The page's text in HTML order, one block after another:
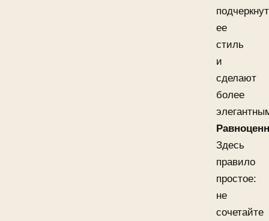
подчеркнут
ее
стиль
и
сделают
более
Здесь
правило
простое:
не
сочетайте